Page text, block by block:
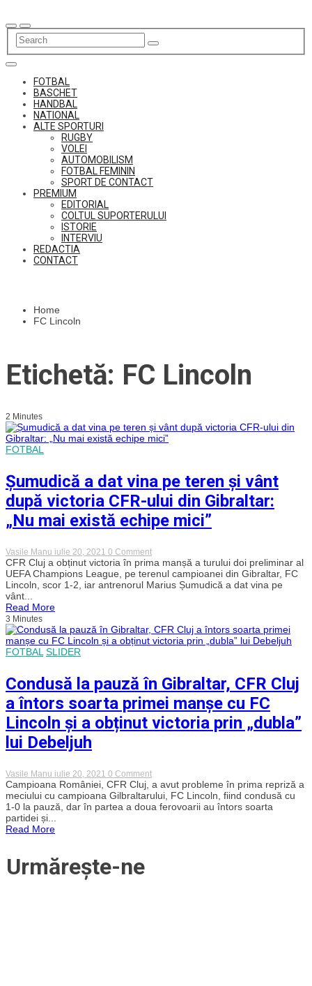
to
content
FOTBAL
BASCHET
HANDBAL
NATIONAL
ALTE SPORTURI
RUGBY
VOLEI
AUTOMOBILISM
FOTBAL FEMININ
SPORT DE CONTACT
PREMIUM
EDITORIAL
COLTUL SUPORTERULUI
ISTORIE
INTERVIU
REDACTIA
CONTACT
Home
FC Lincoln
Etichetă: FC Lincoln
2 Minutes
FOTBAL
Șumudică a dat vina pe teren și vânt
după victoria CFR-ului din Gibraltar:
„Nu mai există echipe mici”
Vasile Manu iulie 20, 2021 0 Commenton
Șumudică
a
dat
vina
vânt
după
victoria
Gibraltar:
mai
există
echipe
CFR Cluj a obținut victoria în prima manșă a turului doi preliminar al
UEFA Champions League, pe terenul campioanei din Gibraltar, FC
Lincoln, scor 1-2, iar antrenorul Marius Șumudică a dat vina pe
vânt...
Read More
3 Minutes
FOTBAL SLIDER
Condusă la pauză în Gibraltar, CFR Cluj
a întors soarta primei manșe cu FC
Lincoln și a obținut victoria prin „dubla”
lui Debeljuh
Vasile Manu iulie 20, 2021 0 Commenton
Condusă
la
pauză
în
Campioana României, CFR Cluj, a avut probleme în prima repriză a
meciului cu campioana Gilbraltarului, FC Lincoln, fiind condusă cu
1-0 la pauză, dar în partea a doua ferovoarii au întors soarta
partidei și...
Read More
Urmărește-ne